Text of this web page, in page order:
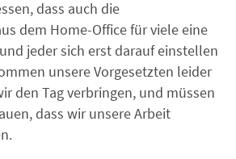
dass auch die
dem Home-Office für viele eine
jeder sich erst darauf einstellen
unsere Vorgesetzten leider
den Tag verbringen, und müssen
dass wir unsere Arbeit